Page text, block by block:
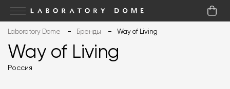
Laboratory Dome Бренды Way of Living
Way of Living
Россия